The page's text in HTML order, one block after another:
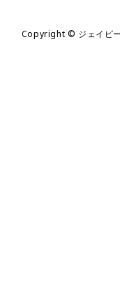
Copyright © ジェイピ